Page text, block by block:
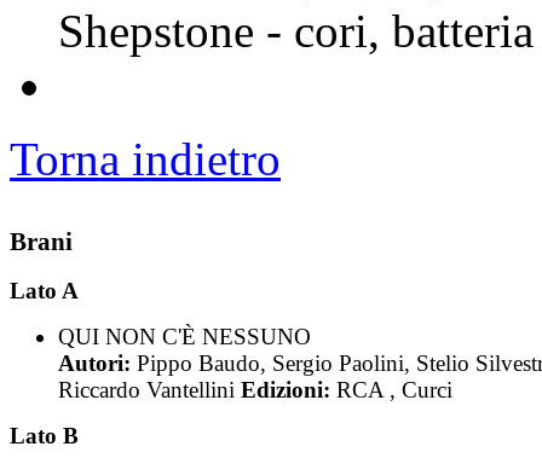
Shepstone - cori, batteria
Torna indietro
Brani
Lato A
QUI NON C'È NESSUNO
Autori: Pippo Baudo, Sergio Paolini, Stelio
Riccardo Vantellini Edizioni: RCA , Curci
Lato B